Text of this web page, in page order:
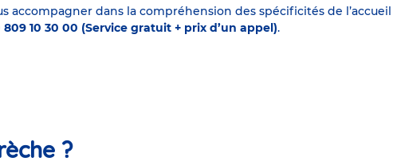
accompagner dans la compréhension des spécificités de
809 10 30 00 (Service gratuit + prix d’un appel).
?